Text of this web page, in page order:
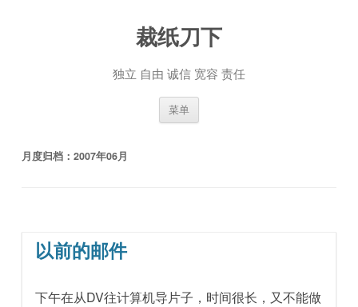
裁纸刀下
独立 自由 诚信 宽容 责任
菜单
月度归档：2007年06月
以前的邮件
下午在从DV往计算机导片子，时间很长，又不能做